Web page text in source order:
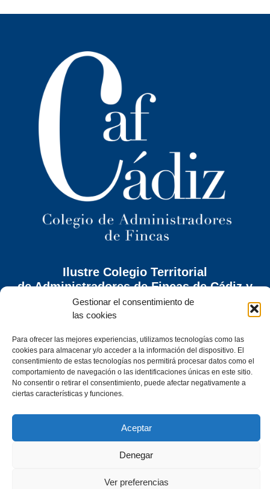
Gestionar el consentimiento de
las cookies
Para ofrecer las mejores experiencias, utilizamos tecnologías como las
cookies para almacenar y/o acceder a la información del dispositivo. El
consentimiento de estas tecnologías nos permitirá procesar datos como el
comportamiento de navegación o las identificaciones únicas en este sitio.
No consentir o retirar el consentimiento, puede afectar negativamente a
ciertas características y funciones.
Aceptar
Denegar
Ver preferencias
Ilustre Colegio Territorial
de Administradores de Fincasde Cádiz y
Ceuta
Tel. 956 30 72 86
secretaria@cafcadiz.com
y Ceuta
Actividades del tratamiento